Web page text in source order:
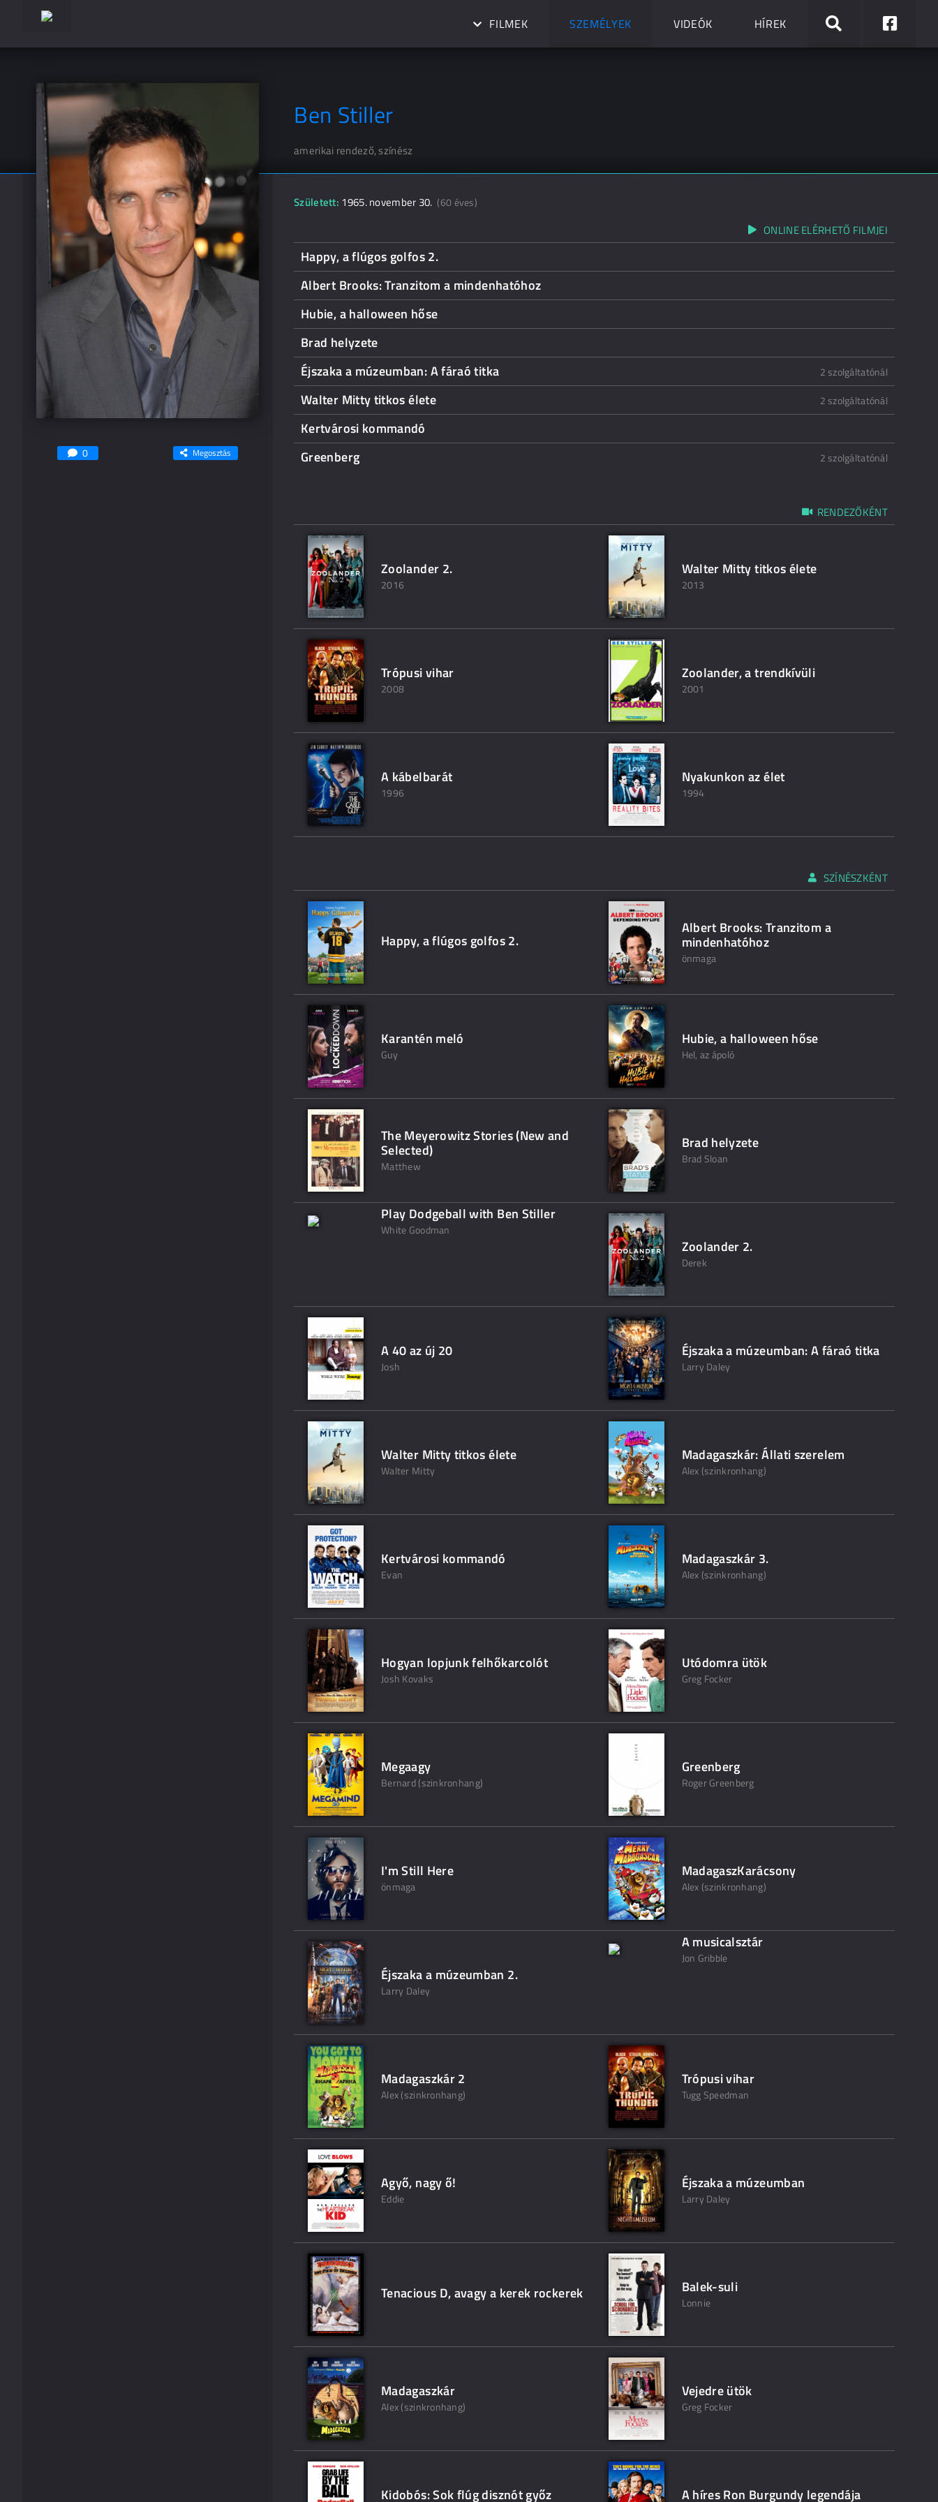
FILMEK SZEMÉLYEK VIDEÓK HÍREK
Ben Stiller
amerikai rendező, színész
0 Megosztás
Született: 1965. november 30. (60 éves)
ONLINE ELÉRHETŐ FILMJEI
Happy, a flúgos golfos 2.
Albert Brooks: Tranzitom a mindenhatóhoz
Hubie, a halloween hőse
Brad helyzete
Éjszaka a múzeumban: A fáraó titka
2 szolgáltatónál
Walter Mitty titkos élete 2 szolgáltatónál
Kertvárosi kommandó
Greenberg
2 szolgáltatónál
RENDEZŐKÉNT
Zoolander 2.
2016
Walter Mitty titkos élete
2013
Trópusi vihar
2008
Zoolander, a trendkívüli
2001
A kábelbarát
1996
Nyakunkon az élet
1994
SZÍNÉSZKÉNT
Happy, a flúgos golfos 2.
Albert Brooks: Tranzitom a
mindenhatóhoz
önmaga
Karantén meló
Guy
Hubie, a halloween hőse
Hel, az ápoló
The Meyerowitz Stories (New and
Selected)
Matthew
Brad helyzete
Brad Sloan
Play Dodgeball with Ben Stiller
White Goodman
Zoolander 2.
Derek
A 40 az új 20
Josh
Éjszaka a múzeumban: A fáraó titka
Larry Daley
Walter Mitty titkos élete
Walter Mitty
Madagaszkár: Állati szerelem
Alex (szinkronhang)
Kertvárosi kommandó
Evan
Madagaszkár 3.
Alex (szinkronhang)
Hogyan lopjunk felhőkarcolót
Josh Kovaks
Utódomra ütök
Greg Focker
Megaagy
Bernard (szinkronhang)
Greenberg
Roger Greenberg
I'm Still Here
önmaga
MadagaszKarácsony
Alex (szinkronhang)
Éjszaka a múzeumban 2.
Larry Daley
A musicalsztár
Jon Gribble
Madagaszkár 2
Alex (szinkronhang)
Trópusi vihar
Tugg Speedman
Agyő, nagy ő!
Eddie
Éjszaka a múzeumban
Larry Daley
Tenacious D, avagy a kerek rockerek Balek-suli
Lonnie
Madagaszkár
Alex (szinkronhang)
Vejedre ütök
Greg Focker
Kidobós: Sok flúg disznót győz A híres Ron Burgundy legendája